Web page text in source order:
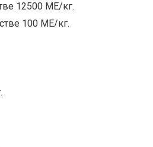
12500 МЕ/кг.
100 МЕ/кг.